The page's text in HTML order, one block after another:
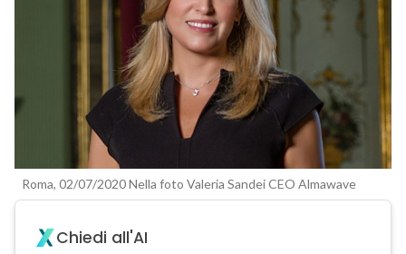
Roma, 02/07/2020 Nella foto Valeria Sandei CEO Almawave
Chiedi all'AI